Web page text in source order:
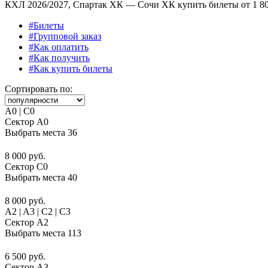
КХЛ 2026/2027, Спартак ХК — Сочи ХК купить билеты от 1
#Билеты
#Групповой заказ
#Как оплатить
#Как получить
#Как купить билеты
Сортировать по:
A0 | C0
Сектор A0
Выбрать места 36
8 000 руб.
Сектор C0
Выбрать места 40
8 000 руб.
A2 | A3 | C2 | C3
Сектор A2
Выбрать места 113
6 500 руб.